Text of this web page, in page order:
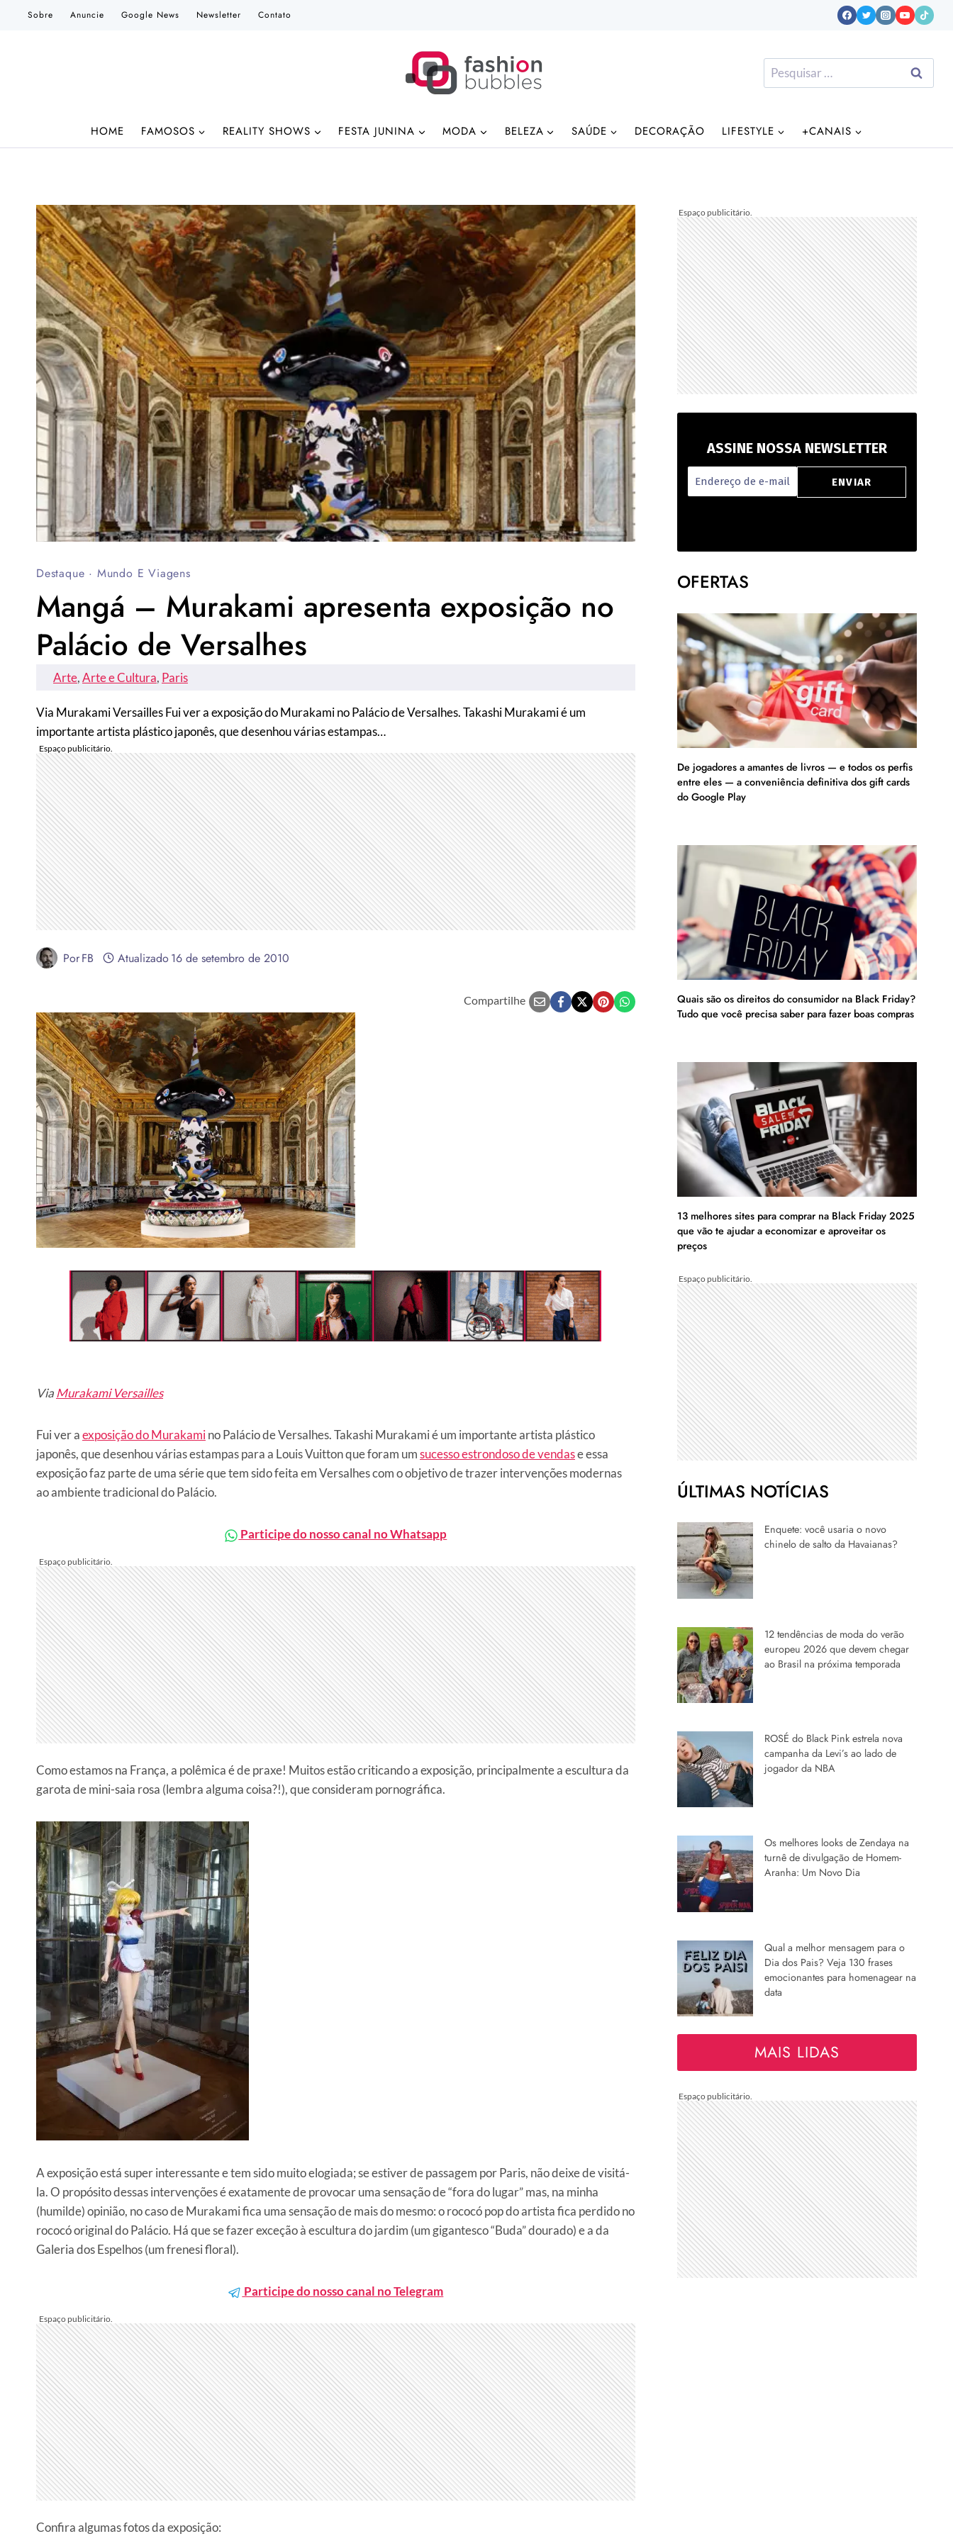
Sobre Anuncie Google News Newsletter Contato
Pesquisar
por:
HOME FAMOSOS REALITY SHOWS FESTA JUNINA MODA BELEZA SAÚDE DECORAÇÃO LIFESTYLE +CANAIS
Destaque · Mundo E Viagens
Mangá – Murakami apresenta exposição no
Palácio de Versalhes
Arte, Arte e Cultura, Paris
Via Murakami Versailles Fui ver a exposição do Murakami no Palácio de Versalhes. Takashi Murakami é um
importante artista plástico japonês, que desenhou várias estampas…
PorFB Atualizado16 de setembro de 2010
Compartilhe
ViaMurakami Versailles
Fui ver aexposição do Murakamino Palácio de Versalhes. Takashi Murakami é um importante artista plástico
japonês, que desenhou várias estampas para a Louis Vuitton que foram umsucesso estrondoso de vendase essa
exposição faz parte de uma série que tem sido feita em Versalhes com o objetivo de trazer intervenções modernas
ao ambiente tradicional do Palácio.
Participe do nosso canal no Whatsapp
Como estamos na França, a polêmica é de praxe! Muitos estão criticando a exposição, principalmente a escultura da
garota de mini-saia rosa (lembra alguma coisa?!), que consideram pornográfica.
A exposição está super interessante e tem sido muito elogiada; se estiver de passagem por Paris, não deixe de visitá-
la. O propósito dessas intervenções é exatamente de provocar uma sensação de “fora do lugar” mas, na minha
(humilde) opinião, no caso de Murakami fica uma sensação de mais do mesmo: o rococó pop do artista fica perdido no
rococó original do Palácio. Há que se fazer exceção à escultura do jardim (um gigantesco “Buda” dourado) e a da
Galeria dos Espelhos (um frenesi floral).
Participe do nosso canal no Telegram
Confira algumas fotos da exposição:
ASSINE NOSSA NEWSLETTER
OFERTAS
De jogadores a amantes de livros — e todos os perfis
entre eles — a conveniência definitiva dos gift cards
do Google Play
Quais são os direitos do consumidor na Black Friday?
Tudo que você precisa saber para fazer boas compras
13 melhores sites para comprar na Black Friday 2025
que vão te ajudar a economizar e aproveitar os
preços
ÚLTIMAS NOTÍCIAS
Enquete: você usaria o novo
chinelo de salto da Havaianas?
12 tendências de moda do verão
europeu 2026 que devem chegar
ao Brasil na próxima temporada
ROSÉ do Black Pink estrela nova
campanha da Levi’s ao lado de
jogador da NBA
Os melhores looks de Zendaya na
turnê de divulgação de Homem-
Aranha: Um Novo Dia
Qual a melhor mensagem para o
Dia dos Pais? Veja 130 frases
emocionantes para homenagear na
data
MAIS LIDAS